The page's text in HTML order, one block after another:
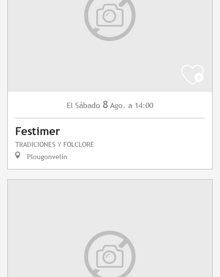
El Sábado 8 Ago. a 14:00
Festimer
TRADICIONES Y FOLCLORE
Plougonvelin